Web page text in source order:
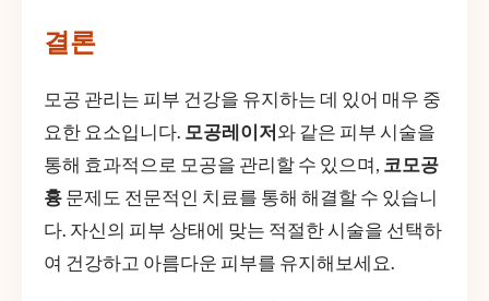
결론
모공 관리는 피부 건강을 유지하는 데 있어 매우 중
요한 요소입니다. 모공레이저와 같은 피부 시술을
통해 효과적으로 모공을 관리할 수 있으며, 코모공
흉문제도 전문적인 치료를 통해 해결할 수 있습니
다. 자신의 피부 상태에 맞는 적절한 시술을 선택하
여 건강하고 아름다운 피부를 유지해보세요.